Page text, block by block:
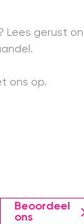
gerust
ons op.
Beoordeel
ons